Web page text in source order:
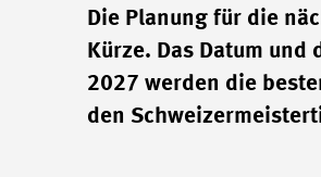
Die Planung für die
Kürze. Das Datum
2027 werden die
den